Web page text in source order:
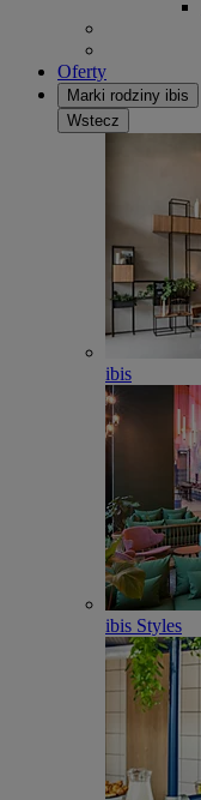
Oferty
Marki rodziny ibis
Wstecz
ibis
ibis Styles